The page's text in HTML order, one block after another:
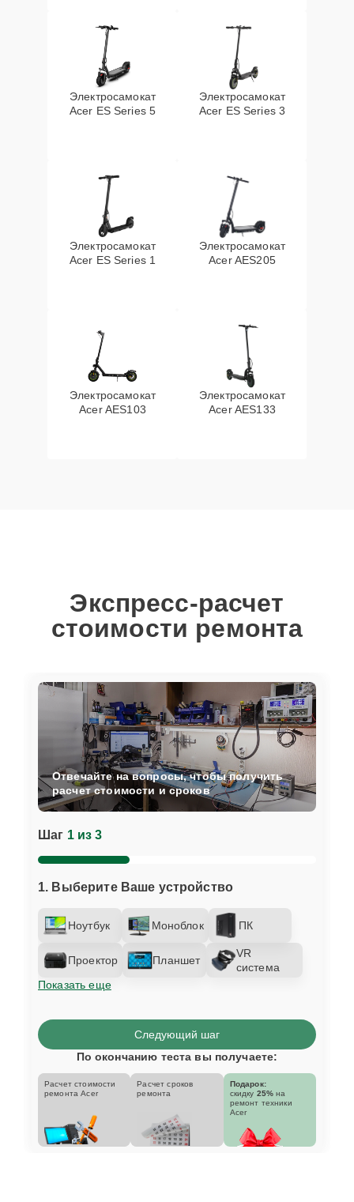
Электросамокат
Acer ES Series 5
Электросамокат
Acer ES Series 3
Электросамокат
Acer ES Series 1
Электросамокат
Acer AES205
Электросамокат
Acer AES103
Электросамокат
Acer AES133
Экспресс-расчет
стоимости ремонта
Шаг 1 из 3
1. Выберите Ваше устройство
Ноутбук Моноблок ПК
Проектор Планшет
VR
система
Показать еще
Отвечайте на вопросы, чтобы получить
расчет стоимости и сроков
Следующий шаг
По окончанию теста вы получаете:
Расчет стоимости
ремонта Acer
Расчет сроков
ремонта
Подарок:
скидку 25% на
ремонт техники
Acer